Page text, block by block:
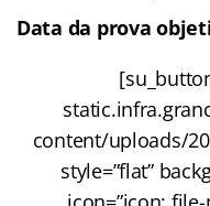
Data da prova
content/uploads/
style=”flat”